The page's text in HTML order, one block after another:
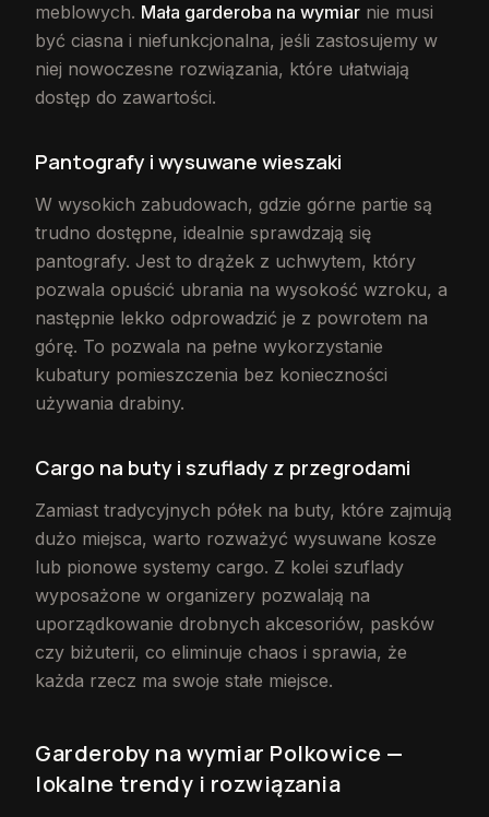
meblowych. Mała garderoba na wymiar nie musi
być ciasna i niefunkcjonalna, jeśli zastosujemy w
niej nowoczesne rozwiązania, które ułatwiają
dostęp do zawartości.
Pantografy i wysuwane wieszaki
W wysokich zabudowach, gdzie górne partie są
trudno dostępne, idealnie sprawdzają się
pantografy. Jest to drążek z uchwytem, który
pozwala opuścić ubrania na wysokość wzroku, a
następnie lekko odprowadzić je z powrotem na
górę. To pozwala na pełne wykorzystanie
kubatury pomieszczenia bez konieczności
używania drabiny.
Cargo na buty i szuflady z przegrodami
Zamiast tradycyjnych półek na buty, które zajmują
dużo miejsca, warto rozważyć wysuwane kosze
lub pionowe systemy cargo. Z kolei szuflady
wyposażone w organizery pozwalają na
uporządkowanie drobnych akcesoriów, pasków
czy biżuterii, co eliminuje chaos i sprawia, że
każda rzecz ma swoje stałe miejsce.
Garderoby na wymiar Polkowice —
lokalne trendy i rozwiązania